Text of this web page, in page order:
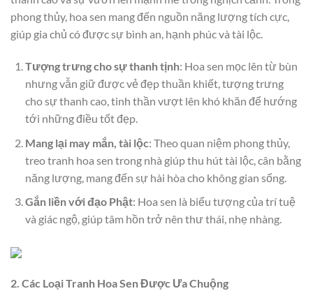
phong thủy, hoa sen mang đến nguồn năng lượng tích cực,
giúp gia chủ có được sự bình an, hạnh phúc và tài lộc.
Tượng trưng cho sự thanh tịnh: Hoa sen mọc lên từ bùn
nhưng vẫn giữ được vẻ đẹp thuần khiết, tượng trưng
cho sự thanh cao, tinh thần vượt lên khó khăn để hướng
tới những điều tốt đẹp.
Mang lại may mắn, tài lộc: Theo quan niệm phong thủy,
treo tranh hoa sen trong nhà giúp thu hút tài lộc, cân bằng
năng lượng, mang đến sự hài hòa cho không gian sống.
Gắn liền với đạo Phật: Hoa sen là biểu tượng của trí tuệ
và giác ngộ, giúp tâm hồn trở nên thư thái, nhẹ nhàng.
2. Các Loại Tranh Hoa Sen Được Ưa Chuộng